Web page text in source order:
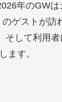
年のGW
ゲストが訪
そして利用
ます。